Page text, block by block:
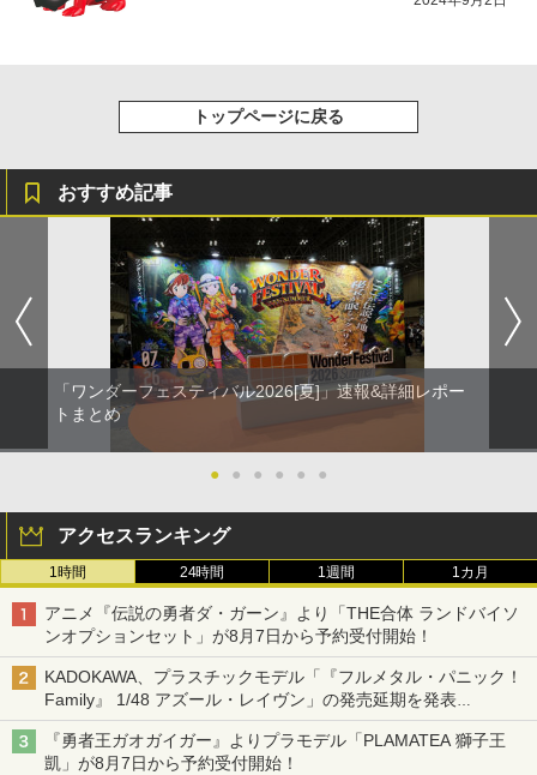
トップページに戻る
おすすめ記事
「ワンダーフェスティバル2026[夏]」速報&詳細レポー
トまとめ
● ● ● ● ● ●
アクセスランキング
1時間 24時間 1週間 1カ月
アニメ『伝説の勇者ダ・ガーン』より「THE合体 ランドバイソ
ンオプションセット」が8月7日から予約受付開始！
KADOKAWA、プラスチックモデル「『フルメタル・パニック！
Family』 1/48 アズール・レイヴン」の発売延期を発表
8月から9月に延期
『勇者王ガオガイガー』よりプラモデル「PLAMATEA 獅子王
凱」が8月7日から予約受付開始！